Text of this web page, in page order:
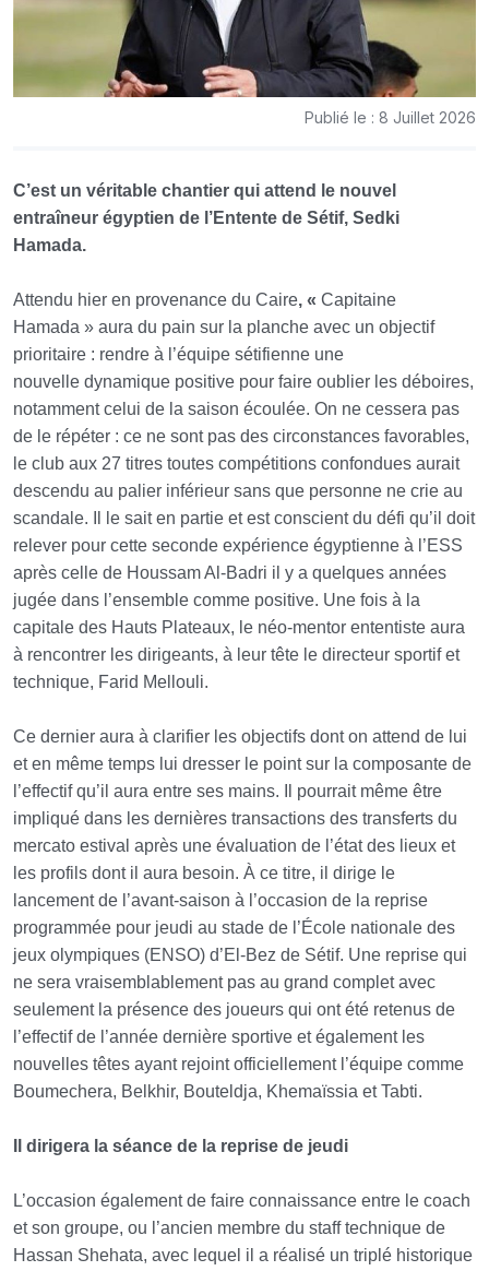
Publié le : 8 Juillet 2026
C’est un véritable chantier qui attend le nouvel
entraîneur égyptien de l’Entente de Sétif, Sedki
Hamada.
Attendu hier en provenance du Caire, « Capitaine
Hamada » aura du pain sur la planche avec un objectif
prioritaire : rendre à l’équipe sétifienne une
nouvelle dynamique positive pour faire oublier les déboires,
notamment celui de la saison écoulée. On ne cessera pas
de le répéter : ce ne sont pas des circonstances favorables,
le club aux 27 titres toutes compétitions confondues aurait
descendu au palier inférieur sans que personne ne crie au
scandale. Il le sait en partie et est conscient du défi qu’il doit
relever pour cette seconde expérience égyptienne à l’ESS
après celle de Houssam Al-Badri il y a quelques années
jugée dans l’ensemble comme positive. Une fois à la
capitale des Hauts Plateaux, le néo-mentor ententiste aura
à rencontrer les dirigeants, à leur tête le directeur sportif et
technique, Farid Mellouli.
Ce dernier aura à clarifier les objectifs dont on attend de lui
et en même temps lui dresser le point sur la composante de
l’effectif qu’il aura entre ses mains. Il pourrait même être
impliqué dans les dernières transactions des transferts du
mercato estival après une évaluation de l’état des lieux et
les profils dont il aura besoin. À ce titre, il dirige le
lancement de l’avant-saison à l’occasion de la reprise
programmée pour jeudi au stade de l’École nationale des
jeux olympiques (ENSO) d’El-Bez de Sétif. Une reprise qui
ne sera vraisemblablement pas au grand complet avec
seulement la présence des joueurs qui ont été retenus de
l’effectif de l’année dernière sportive et également les
nouvelles têtes ayant rejoint officiellement l’équipe comme
Boumechera, Belkhir, Bouteldja, Khemaïssia et Tabti.
Il dirigera la séance de la reprise de jeudi
L’occasion également de faire connaissance entre le coach
et son groupe, ou l’ancien membre du staff technique de
Hassan Shehata, avec lequel il a réalisé un triplé historique